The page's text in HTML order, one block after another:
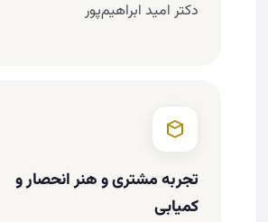
دکتر امید ابراهیم‌پور
مدیر
زبان بدن و پرزنتیشن در معاملات
چرا «داستان پروژه» مهم‌تر از
تجربه مشتری و هنر انحصار و
کمیابی